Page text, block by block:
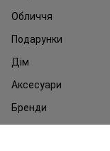
Обличчя
Подарунки
Дім
Аксесуари
Бренди